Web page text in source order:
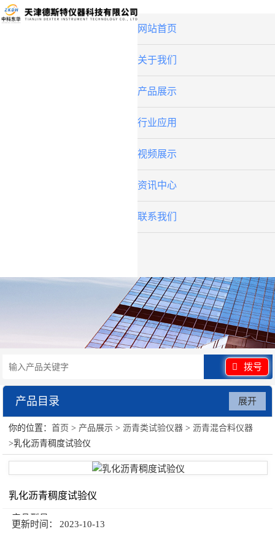
网站首页
关于我们
产品展示
行业应用
视频展示
资讯中心
联系我们
拨号
产品目录
沥青类试验仪器
展开
你的位置：首页 > 产品展示 >沥青类试验仪器 >沥青混合料仪器
>乳化沥青稠度试验仪
乳化沥青稠度试验仪
产品型号：
更新时间：
2023-10-13